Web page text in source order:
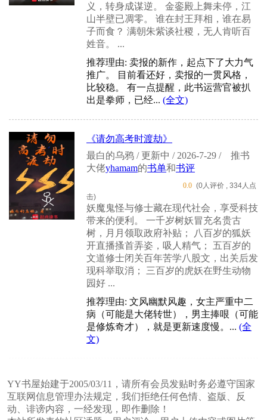
义，转身成谋逆。 金銮殿上舞未停，江
山半壁已凋零。 谁在封王拜相，谁在易
子而食？ 满朝朱紫谈社稷，无人肯听百
姓音。 ...
推荐理由: 卖报的新作，起点下了大力气
推广。 目前看还好，卖报的一贯风格，
比较稳。 有一点提醒，此书运营官被扒
出是拳师，已经... (全文)
《请勿高考时渡劫》
最白的乌鸦 / 更新中 / 2026-7-29 /
推书
大佬yhamam的书单和书评
0.0 (0人评价 , 334人点
击)
妖魔鬼怪与修士藏在现代社会，享受科技
带来的便利。 一千岁树妖冒充名贵古
树，月月领取政府补贴； 八百岁的狐妖
开直播搔首弄姿，吸人精气； 五百岁的
文道修士闭关百年苦学八股文，出关后发
现科举取消； 三百岁的虎妖在野生动物
园好 ...
推荐理由: 文风幽默风趣，女主严重中二
病（可能是大佬转世），男主捧哏（可能
是修炼奇才），就是更新速度慢。... (全
文)
YY书屋始建于2005/03/11，请所有会员发贴时务必遵守国家
互联网信息管理办法规定，我们拒绝任何色情、盗版、反
动、诽谤内容，一经发现，即作删除！